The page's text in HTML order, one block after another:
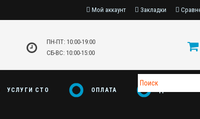
Мой аккаунт Закладки
ПН-ПТ: 10:00-19:00
СБ-ВС: 10:00-15:00
УСЛУГИ СТО ОПЛАТА